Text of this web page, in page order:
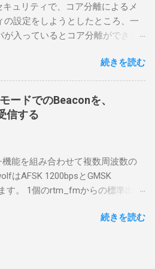
これらものが必要である ICOMの
回は私が持っているIC-7300を使
側(サーバ側) のWindows PC。 今
っている。 TPMとか入っているの
のDisk暗号化もでき、遠隔地で盗難
ータ流出の危険性が少ないかな
操作側 (クライアント側) の
、リモート操作を行うソフトウェ
BA1。 RS-BA1はサーバ側・クラ
両方にインストールする。 私の
線機からサーバPC、クライアント
ュリティで、コア分離によるメ
の設定をしようとしたところ、一
入っているとコア分離ができな
が入っているためにコア分離がで
した。 アンインストールのプロ
ンインストールできなかったの
いのか調べながら実施しまし
いうコマンドを用いればよかった
Terminalを実行します。
適当なファイルに、現在インス
書き出す。 pnputil /enum-
イルから win10pcap を探し出す
わかりました。 公開名:
続きを読む
ードでのBeaconを、
信する
能を組み合わせて複数周波数の
はAFSK 1200bpsとGMSK
す。 1個のrtm_fmからの標準出力
なりました。 #!/bin/bash続きを読む